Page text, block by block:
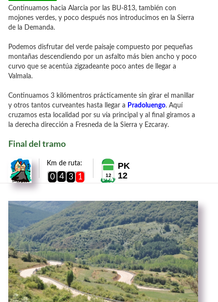
Continuamos hacia Alarcia por las BU-813, también con
mojones verdes, y poco después nos introducimos en la Sierra
de la Demanda.
Podemos disfrutar del verde paisaje compuesto por pequeñas
montañas descendiendo por un asfalto más bien ancho y poco
curvo que se acentúa zigzadeante poco antes de llegar a
Valmala.
Continuamos 3 kilómentros prácticamente sin girar el manillar
y otros tantos curveantes hasta llegar a Pradoluengo. Aquí
cruzamos esta localidad por su vía principal y al final giramos a
la derecha dirección a Fresneda de la Sierra y Ezcaray.
Final del tramo
Km de ruta:
0 4 3 1 12
PK
12